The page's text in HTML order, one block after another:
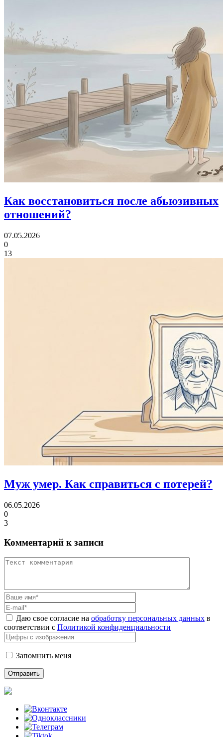
Как восстановиться после абьюзивных
отношений?
07.05.2026
0
13
Муж умер. Как справиться с потерей?
06.05.2026
0
3
Комментарий к записи
Даю свое согласие на обработку персональных данных в
соответствии с Политикой конфиденциальности
Запомнить меня